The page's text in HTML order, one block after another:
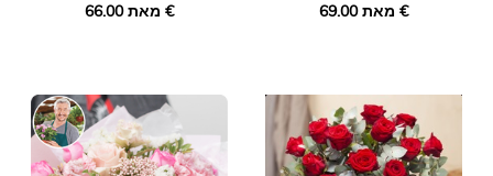
מאת ‏66.00 €
מאת ‏69.00 €